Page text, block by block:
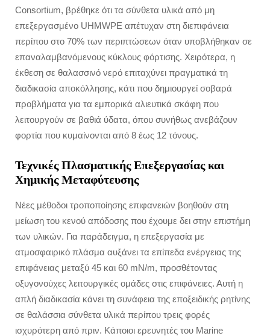
Consortium, βρέθηκε ότι τα σύνθετα υλικά από μη
επεξεργασμένο UHMWPE απέτυχαν στη διεπιφάνεια
περίπου στο 70% των περιπτώσεων όταν υποβλήθηκαν σε
επαναλαμβανόμενους κύκλους φόρτισης. Χειρότερα, η
έκθεση σε θαλασσινό νερό επιταχύνει πραγματικά τη
διαδικασία αποκόλλησης, κάτι που δημιουργεί σοβαρά
προβλήματα για τα εμπορικά αλιευτικά σκάφη που
λειτουργούν σε βαθιά ύδατα, όπου συνήθως ανεβάζουν
φορτία που κυμαίνονται από 8 έως 12 τόνους.
Τεχνικές Πλασματικής Επεξεργασίας και
Χημικής Μεταφύτευσης
Νέες μέθοδοι τροποποίησης επιφανειών βοηθούν στη
μείωση του κενού απόδοσης που έχουμε δει στην επιστήμη
των υλικών. Για παράδειγμα, η επεξεργασία με
ατμοσφαιρικό πλάσμα αυξάνει τα επίπεδα ενέργειας της
επιφάνειας μεταξύ 45 και 60 mN/m, προσθέτοντας
οξυγονούχες λειτουργικές ομάδες στις επιφάνειες. Αυτή η
απλή διαδικασία κάνει τη συνάφεια της εποξειδικής ρητίνης
σε θαλάσσια σύνθετα υλικά περίπου τρεις φορές
ισχυρότερη από πριν. Κάποιοι ερευνητές του Marine